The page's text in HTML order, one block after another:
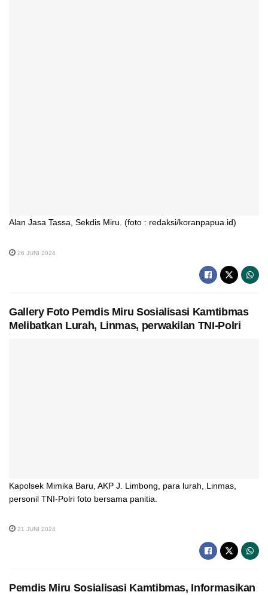
Alan Jasa Tassa, Sekdis Miru. (foto : redaksi/koranpapua.id)
26 JUNI 2024
Gallery Foto Pemdis Miru Sosialisasi Kamtibmas
Melibatkan Lurah, Linmas, perwakilan TNI-Polri
Kapolsek Mimika Baru, AKP J. Limbong, para lurah, Linmas,
personil TNI-Polri foto bersama panitia.
21 JUNI 2024
Pemdis Miru Sosialisasi Kamtibmas, Informasikan